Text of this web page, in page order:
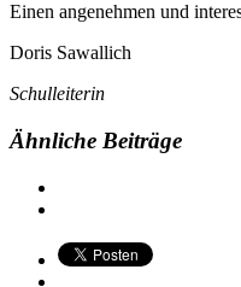
Einen angenehmen und
Doris Sawallich
Schulleiterin
Ähnliche Beiträge